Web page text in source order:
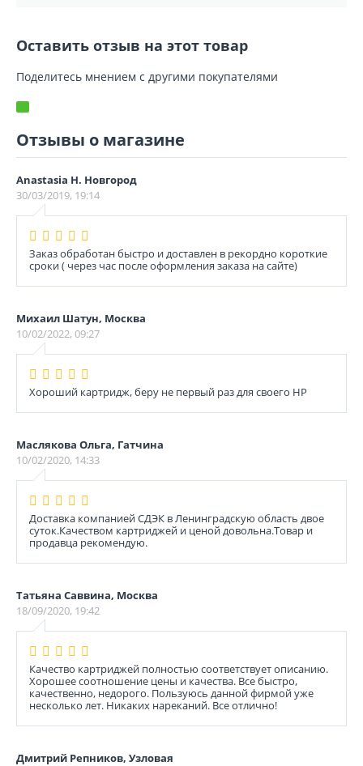
Оставить отзыв на этот товар
Поделитесь мнением с другими покупателями
Отзывы о магазине
Anastasia Н. Новгород
30/03/2019, 19:14
Заказ обработан быстро и доставлен в рекордно короткие
сроки ( через час после оформления заказа на сайте)
Михаил Шатун, Москва
10/02/2022, 09:27
Хороший картридж, беру не первый раз для своего НР
Маслякова Ольга, Гатчина
10/02/2020, 14:33
Доставка компанией СДЭК в Ленинградскую область двое
суток.Качеством картриджей и ценой довольна.Товар и
продавца рекомендую.
Татьяна Саввина, Москва
18/09/2020, 19:42
Качество картриджей полностью соответствует описанию.
Хорошее соотношение цены и качества. Все быстро,
качественно, недорого. Пользуюсь данной фирмой уже
несколько лет. Никаких нареканий. Все отлично!
Дмитрий Репников, Узловая